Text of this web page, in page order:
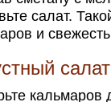
салат.
и
кальмаров